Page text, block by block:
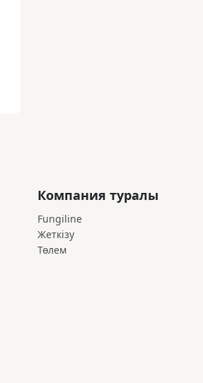
Компания туралы
Fungiline
Жеткізу
Төлем